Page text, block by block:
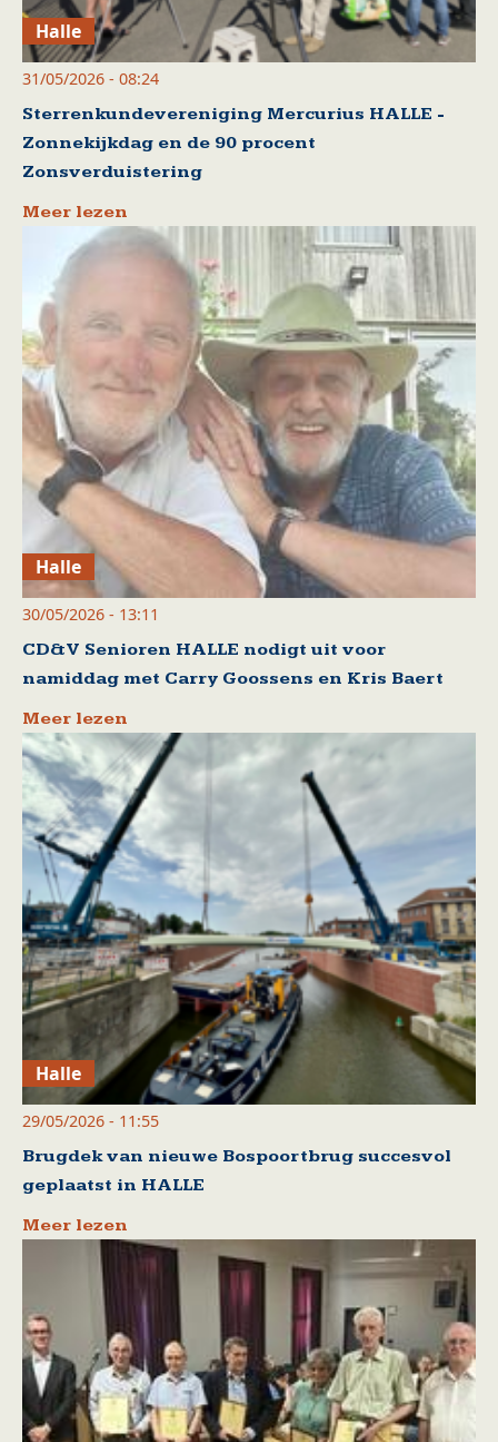
Halle
31/05/2026 - 08:24
Sterrenkundevereniging Mercurius HALLE -
Zonnekijkdag en de 90 procent
Zonsverduistering
Meer lezen
Halle
30/05/2026 - 13:11
CD&V Senioren HALLE nodigt uit voor
namiddag met Carry Goossens en Kris Baert
Meer lezen
Halle
29/05/2026 - 11:55
Brugdek van nieuwe Bospoortbrug succesvol
geplaatst in HALLE
Meer lezen